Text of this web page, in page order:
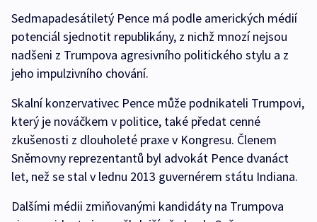
Sedmapadesátiletý Pence má podle amerických médií
potenciál sjednotit republikány, z nichž mnozí nejsou
nadšeni z Trumpova agresivního politického stylu a z
jeho impulzivního chování.
Skalní konzervativec Pence může podnikateli Trumpovi,
který je nováčkem v politice, také předat cenné
zkušenosti z dlouholeté praxe v Kongresu. Členem
Sněmovny reprezentantů byl advokát Pence dvanáct
let, než se stal v lednu 2013 guvernérem státu Indiana.
Dalšími médii zmiňovanými kandidáty na Trumpova